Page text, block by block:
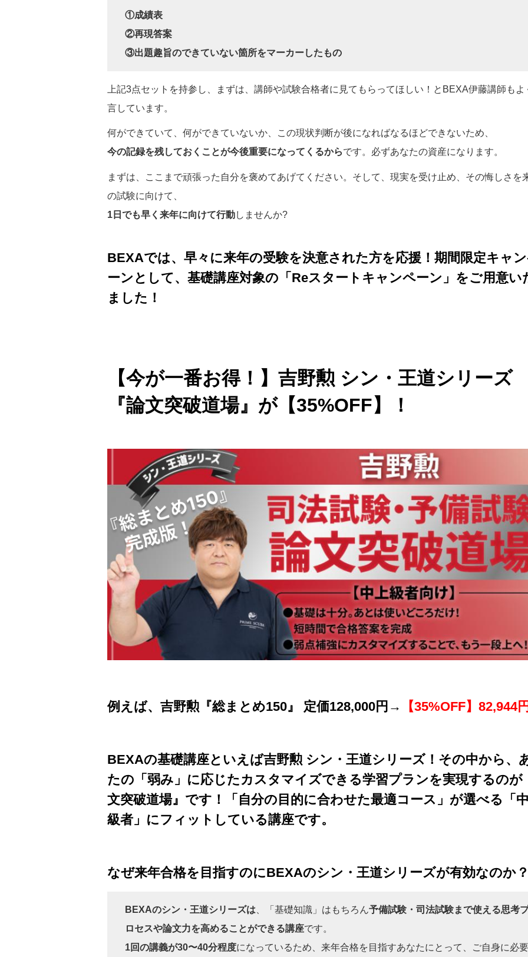
①成績表
②再現答案
③出題趣旨のできていない箇所をマーカーしたもの
上記3点セットを持参し、まずは、講師や試験合格者に見てもらってほしい！とBEXA伊藤講師もよ
言しています。
何ができていて、何ができていないか、この現状判断が後になればなるほどできないため、
今の記録を残しておくことが今後重要になってくるからです。必ずあなたの資産になります。
まずは、ここまで頑張った自分を褒めてあげてください。そして、現実を受け止め、その悔しさを
の試験に向けて、
1日でも早く来年に向けて行動しませんか?
BEXAでは、早々に来年の受験を決意された方を応援！期間限定キャ
ーンとして、基礎講座対象の「Reスタートキャンペーン」をご用意い
ました！
【今が一番お得！】吉野勲 シン・王道シリーズ
『論文突破道場』が【35%OFF】！
例えば、吉野勲『総まとめ150』 定価128,000円→ 【35%OFF】82,944円
BEXAの基礎講座といえば吉野勲 シン・王道シリーズ！その中から、
たの「弱み」に応じたカスタマイズできる学習プランを実現するのが
文突破道場』です！「自分の目的に合わせた最適コース」が選べる「
級者」にフィットしている講座です。
なぜ来年合格を目指すのにBEXAのシン・王道シリーズが有効なのか？
BEXAのシン・王道シリーズは 、「基礎知識」はもちろん予備試験・司法試験まで使える思考
ロセスや論文力を高めることができる講座です。
1回の講義が30〜40分程度になっているため、来年合格を目指すあなたにとって、ご自身に必要